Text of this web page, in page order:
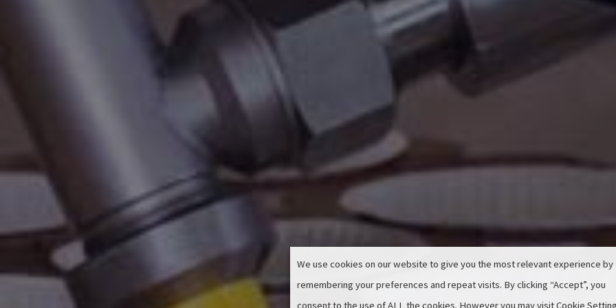
We use cookies on our website to give you the most relevant experience by
remembering your preferences and repeat visits. By clicking “Accept”, you
consent to the use of ALL the cookies. However you may visit Cookie